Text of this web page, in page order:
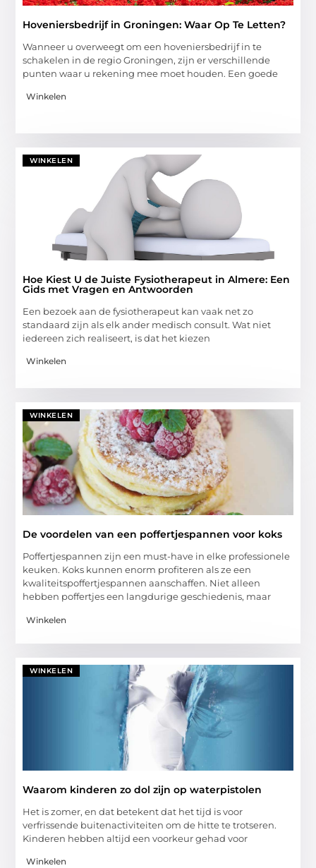
Hoveniersbedrijf in Groningen: Waar Op Te Letten?
Wanneer u overweegt om een hoveniersbedrijf in te
schakelen in de regio Groningen, zijn er verschillende
punten waar u rekening mee moet houden. Een goede
Winkelen
WINKELEN
Hoe Kiest U de Juiste Fysiotherapeut in Almere: Een
Gids met Vragen en Antwoorden
Een bezoek aan de fysiotherapeut kan vaak net zo
standaard zijn als elk ander medisch consult. Wat niet
iedereen zich realiseert, is dat het kiezen
Winkelen
WINKELEN
De voordelen van een poffertjespannen voor koks
Poffertjespannen zijn een must-have in elke professionele
keuken. Koks kunnen enorm profiteren als ze een
kwaliteitspoffertjespannen aanschaffen. Niet alleen
hebben poffertjes een langdurige geschiedenis, maar
Winkelen
WINKELEN
Waarom kinderen zo dol zijn op waterpistolen
Het is zomer, en dat betekent dat het tijd is voor
verfrissende buitenactiviteiten om de hitte te trotseren.
Kinderen hebben altijd een voorkeur gehad voor
Winkelen